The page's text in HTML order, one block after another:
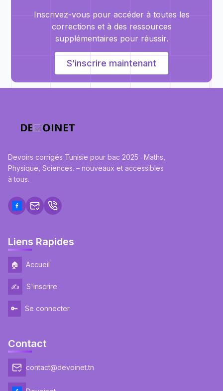
Inscrivez-vous pour accéder à toutes les
corrections et à des ressources
supplémentaires pour réussir.
S’inscrire maintenant
Devoirs corrigés Tunisie pour bac 2025 : Maths,
Physique, Sciences. – nouveaux et accessibles
à tous.
Liens Rapides
🏠 Accueil
✍️ S'inscrire
🔑 Se connecter
Contact
contact@devoinet.tn